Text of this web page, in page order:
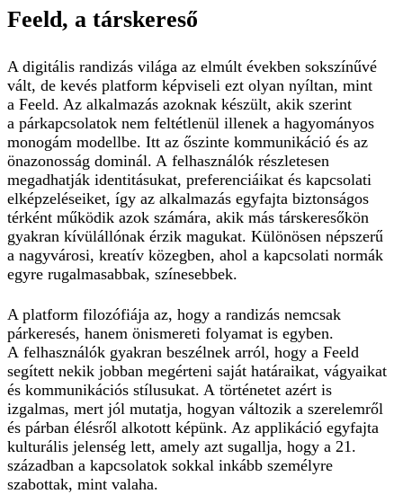
Feeld, a társkereső
A digitális randizás világa az elmúlt években sokszínűvé
vált, de kevés platform képviseli ezt olyan nyíltan, mint
a Feeld. Az alkalmazás azoknak készült, akik szerint
a párkapcsolatok nem feltétlenül illenek a hagyományos
monogám modellbe. Itt az őszinte kommunikáció és az
önazonosság dominál. A felhasználók részletesen
megadhatják identitásukat, preferenciáikat és kapcsolati
elképzeléseiket, így az alkalmazás egyfajta biztonságos
térként működik azok számára, akik más társkeresőkön
gyakran kívülállónak érzik magukat. Különösen népszerű
a nagyvárosi, kreatív közegben, ahol a kapcsolati normák
egyre rugalmasabbak, színesebbek.
A platform filozófiája az, hogy a randizás nemcsak
párkeresés, hanem önismereti folyamat is egyben.
A felhasználók gyakran beszélnek arról, hogy a Feeld
segített nekik jobban megérteni saját határaikat, vágyaikat
és kommunikációs stílusukat. A történetet azért is
izgalmas, mert jól mutatja, hogyan változik a szerelemről
és párban élésről alkotott képünk. Az applikáció egyfajta
kulturális jelenség lett, amely azt sugallja, hogy a 21.
században a kapcsolatok sokkal inkább személyre
szabottak, mint valaha.